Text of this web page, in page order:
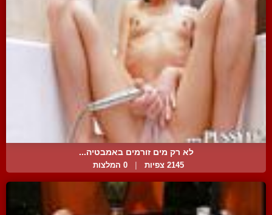
לא רק מים זורמים באמבטיה...
2145 צפיות 0 המלצות